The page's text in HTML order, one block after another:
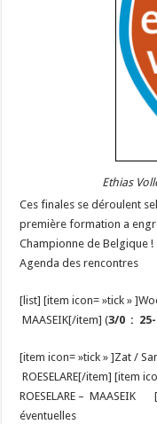
Ethias
Ces finales se déroulent
première formation a
Championne de Belgique !
Agenda des rencontres
[list] [item icon= »tick »
MAASEIK[/item] (3/0 : 25-
[item icon= »tick » ]Zat
ROESELARE[/item]
ROESELARE –
éventuelles